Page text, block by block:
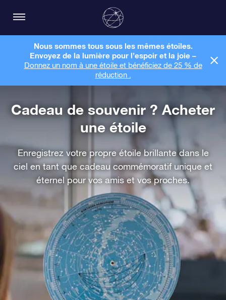
Nous sommes tous sous les mêmes étoiles.
Envoyez de la lumière pour l’espoir et la joie –
Donnez un nom à une étoile et bénéficiez de 25 % de
réduction .
Cadeau de souvenir ? Acheter
une étoile
Enregistrez votre propre étoile brillante dans le
ciel en tant que cadeau commémoratif unique et
éternel pour vos amis et vos proches.